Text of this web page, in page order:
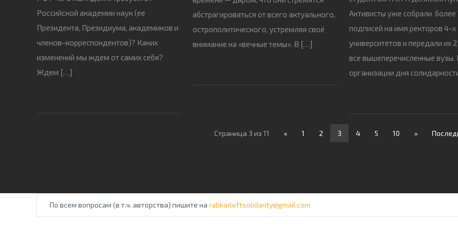
Российской академии наук (ее
Президента, Президиума, академиков и
членов-корреспондентов)? Каких
изменений мы ждем от самих себя?
Ждем […]
абстрагироваться от всего актуального,
острополитического, устремляя своё
внимание на «вечные темы». В […]
Активисты уже собрали более
подписей на имя ректоров 4-х
университетов и передали их
все вышеперечисленные вузы.
организации дня
Страница 3 из 11 « 1 2 3 4 5 10 »
По всем вопросам (в т.ч. авторства) пишите на rabkorleftsolidarity@gmail.com